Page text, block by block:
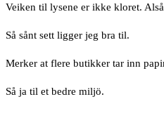
Veiken til lysene er ikke kloret.
Så sånt sett ligger jeg bra til.
Merker at flere butikker tar inn
Så ja til et bedre miljö.